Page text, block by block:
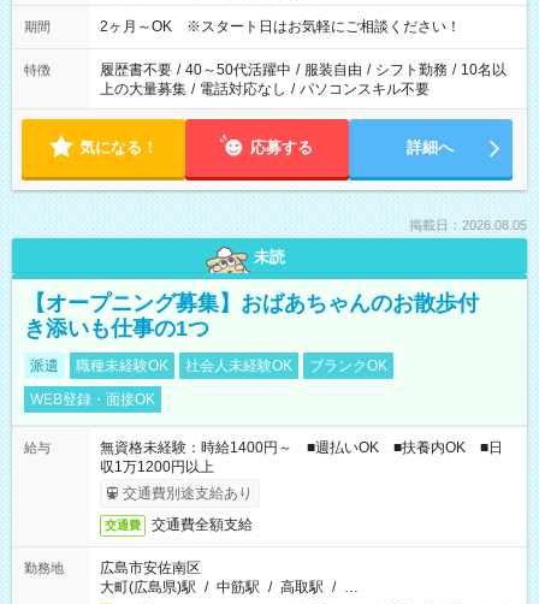
期間 2ヶ月～OK ※スタート日はお気軽にご相談ください！
特徴 履歴書不要 / 40～50代活躍中 / 服装自由 / シフト勤務 / 10名以
上の大量募集 / 電話対応なし / パソコンスキル不要
気になる！ 応募する 詳細へ
掲載日：2026.08.05
未読
【オープニング募集】おばあちゃんのお散歩付
き添いも仕事の1つ
派遣 職種未経験OK 社会人未経験OK
ブランクOK
WEB登録・面接OK
給与
無資格未経験：時給1400円～ ■週払いOK ■扶養内OK ■日
収1万1200円以上
交通費別途支給あり
交通費 交通費全額支給
勤務地
広島市安佐南区
大町(広島県)駅 / 中筋駅 / 高取駅 / …